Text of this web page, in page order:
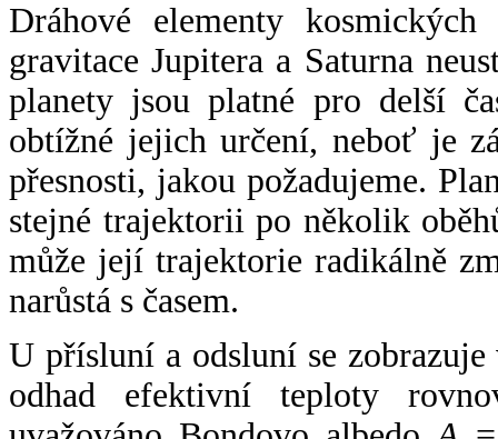
Dráhové elementy
gravitace Jupitera a Saturna
planety jsou platné pro delší
obtížné jejich určení, neboť je
přesnosti, jakou požadujeme.
stejné trajektorii po několik
může její trajektorie radikálně
narůstá s časem.
U přísluní a odsluní se
odhad efektivní teploty